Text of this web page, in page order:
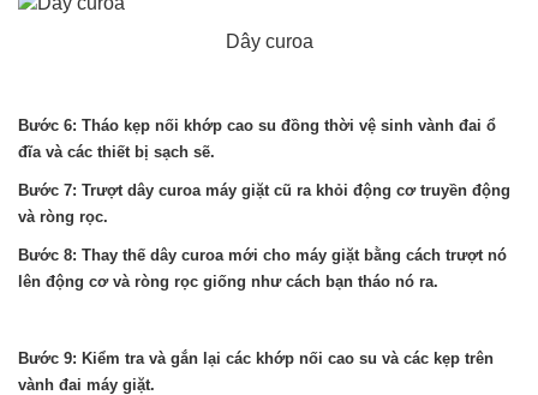
Dây curoa
Bước 6: Tháo kẹp nối khớp cao su đồng thời vệ sinh vành đai ổ
đĩa và các thiết bị sạch sẽ.
Bước 7: Trượt dây curoa máy giặt cũ ra khỏi động cơ truyền động
và ròng rọc.
Bước 8: Thay thế dây curoa mới cho máy giặt bằng cách trượt nó
lên động cơ và ròng rọc giống như cách bạn tháo nó ra.
Bước 9: Kiểm tra và gắn lại các khớp nối cao su và các kẹp trên
vành đai máy giặt.